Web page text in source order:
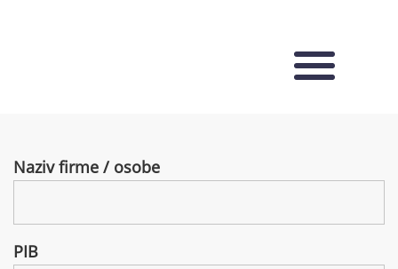
Toggle
navigation
Naziv firme / osobe
PIB